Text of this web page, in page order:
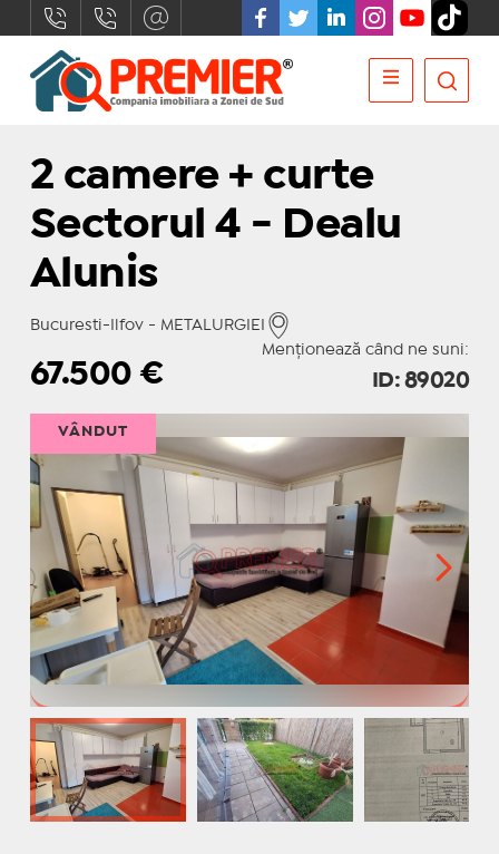
2 camere + curte
Sectorul 4 - Dealu
Alunis
Bucuresti-Ilfov - METALURGIEI
Menționează când ne suni:
67.500€ ID: 89020
VÂNDUT